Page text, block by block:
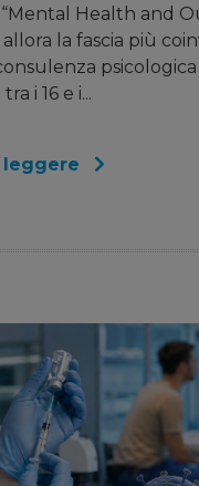
Health and
allora la fascia più
i 16 e i...
leggere